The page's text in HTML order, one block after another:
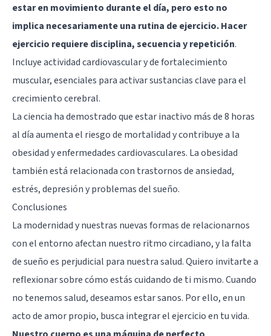
estar en movimiento durante el día, pero esto no
implica necesariamente una rutina de ejercicio. Hacer
ejercicio requiere disciplina, secuencia y repetición.
Incluye actividad cardiovascular y de fortalecimiento
muscular, esenciales para activar sustancias clave para el
crecimiento cerebral.
La ciencia ha demostrado que estar inactivo más de 8 horas
al día aumenta el riesgo de mortalidad y contribuye a la
obesidad y enfermedades cardiovasculares. La obesidad
también está relacionada con trastornos de ansiedad,
estrés, depresión y problemas del sueño.
Conclusiones
La modernidad y nuestras nuevas formas de relacionarnos
con el entorno afectan nuestro ritmo circadiano, y la falta
de sueño es perjudicial para nuestra salud. Quiero invitarte a
reflexionar sobre cómo estás cuidando de ti mismo. Cuando
no tenemos salud, deseamos estar sanos. Por ello, en un
acto de amor propio, busca integrar el ejercicio en tu vida.